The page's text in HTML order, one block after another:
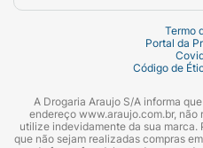
Termo
Portal da
Código de
A Drogaria Araujo S/A informa
endereço www.araujo.com.br,
utilize indevidamente da sua marca.
que não sejam realizadas compras